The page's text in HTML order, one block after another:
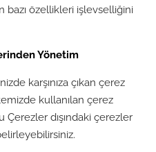
özellikleri işlevselliğini
Yönetim
karşınıza çıkan çerez
kullanılan çerez
dışındaki çerezler